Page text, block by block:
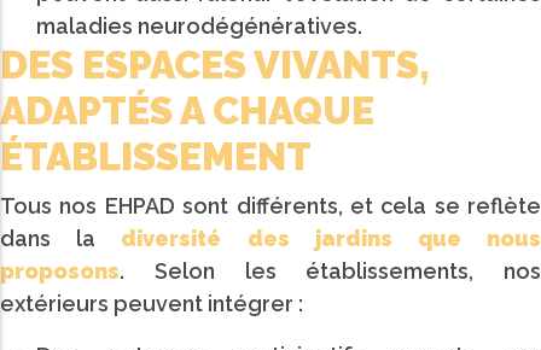
maladies neurodégénératives.
DES ESPACES VIVANTS,
ADAPTÉS A CHAQUE
ÉTABLISSEMENT
Tous nos EHPAD sont différents, et cela se reflète
dans la diversité des jardins que nous
proposons. Selon les établissements, nos
extérieurs peuvent intégrer :